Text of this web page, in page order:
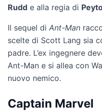
Rudd e alla regia di
Il sequel di Ant-Man
scelte di Scott Lang sia
padre. L’ex ingegnere
Ant-Man e si allea con
nuovo nemico.
Captain Marvel